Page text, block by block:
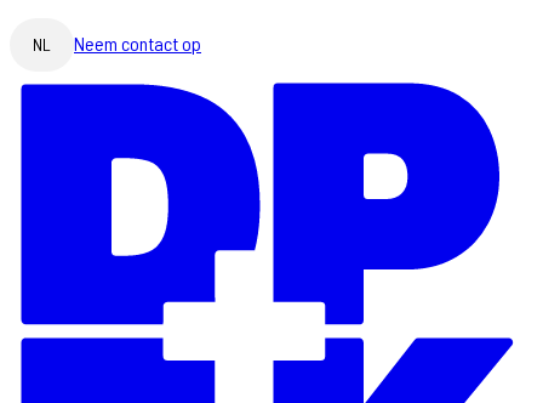
NL Neem contact op